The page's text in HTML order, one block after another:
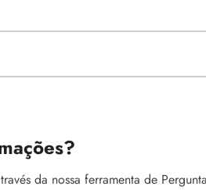
da nossa ferramenta de